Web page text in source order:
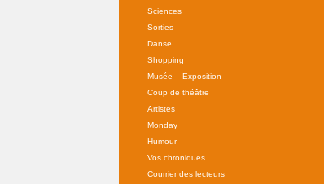
Sciences
Sorties
Danse
Shopping
Musée – Exposition
Coup de théâtre
Artistes
Monday
Humour
Vos chroniques
Courrier des lecteurs